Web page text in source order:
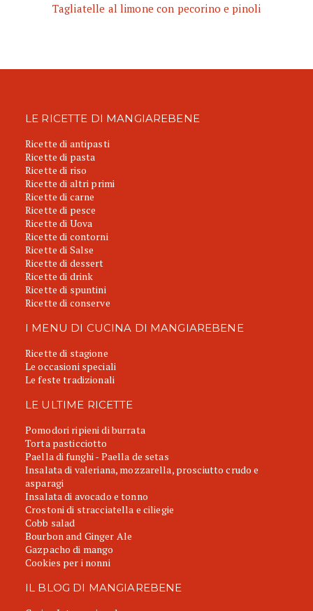
Tagliatelle al limone con pecorino e pinoli
LE RICETTE DI MANGIAREBENE
Ricette di antipasti
Ricette di pasta
Ricette di riso
Ricette di altri primi
Ricette di carne
Ricette di pesce
Ricette di Uova
Ricette di contorni
Ricette di Salse
Ricette di dessert
Ricette di drink
Ricette di spuntini
Ricette di conserve
I MENU DI CUCINA DI MANGIAREBENE
Ricette di stagione
Le occasioni speciali
Le feste tradizionali
LE ULTIME RICETTE
Pomodori ripieni di burrata
Torta pasticciotto
Paella di funghi - Paella de setas
Insalata di valeriana, mozzarella, prosciutto crudo e
asparagi
Insalata di avocado e tonno
Crostoni di stracciatella e ciliegie
Cobb salad
Bourbon and Ginger Ale
Gazpacho di mango
Cookies per i nonni
IL BLOG DI MANGIAREBENE